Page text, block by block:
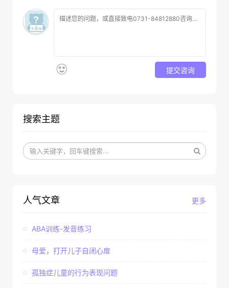
提交咨询
搜索主题
更多
人气文章
ABA训练-发音练习
母爱，打开儿子自闭心扉
孤独症儿童的行为表现问题